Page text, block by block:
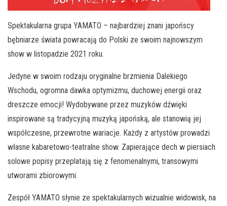
Spektakularna grupa YAMATO – najbardziej znani japońscy
bębniarze świata powracają do Polski ze swoim najnowszym
show w listopadzie 2021 roku.
Jedyne w swoim rodzaju oryginalne brzmienia Dalekiego
Wschodu, ogromna dawka optymizmu, duchowej energii oraz
dreszcze emocji! Wydobywane przez muzyków dźwięki
inspirowane są tradycyjną muzyką japońską, ale stanowią jej
współczesne, przewrotne wariacje. Każdy z artystów prowadzi
własne kabaretowo-teatralne show. Zapierające dech w piersiach
solowe popisy przeplatają się z fenomenalnymi, transowymi
utworami zbiorowymi.
Zespół YAMATO słynie ze spektakularnych wizualnie widowisk, na